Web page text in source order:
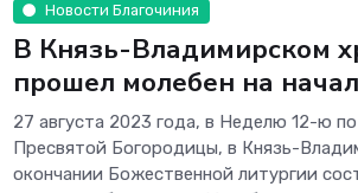
Новости Благочиния
В Князь-Владимирском
прошел молебен на
27 августа 2023 года, в Неделю 12-ю
Пресвятой Богородицы, в Князь-
окончании Божественной литургии